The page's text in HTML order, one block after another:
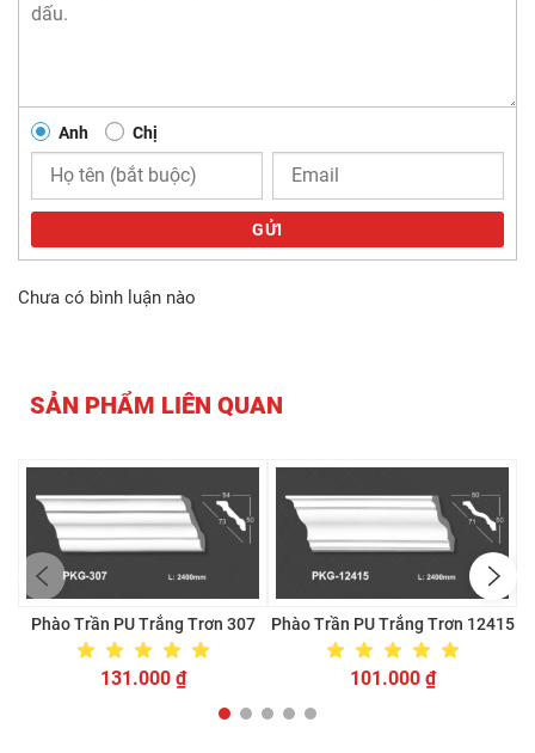
Anh Chị
GỬI
Chưa có bình luận nào
SẢN PHẨM LIÊN QUAN
Phào Trần PU Trắng Trơn 307
131.000 ₫
Phào Trần PU Trắng Trơn 12415
101.000 ₫